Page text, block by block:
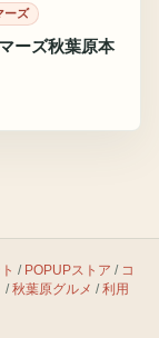
ーズ
ーズ秋葉原本
/ POPUPストア / コ
/秋葉原グルメ /利用